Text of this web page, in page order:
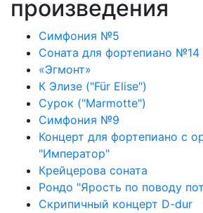
произведения
Симфония №5
Соната для фортепиано №14
«Эгмонт»
К Элизе ("Für Elise")
Сурок ("Marmotte")
Симфония №9
Концерт для фортепиано с
"Император"
Крейцерова соната
Рондо "Ярость по поводу
Скрипичный концерт D-dur